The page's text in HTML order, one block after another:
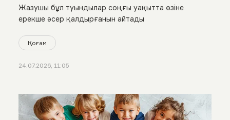
Жазушы бұл туындылар соңғы уақытта өзіне
ерекше әсер қалдырғанын айтады
Қоғам
24.07.2026, 11:05